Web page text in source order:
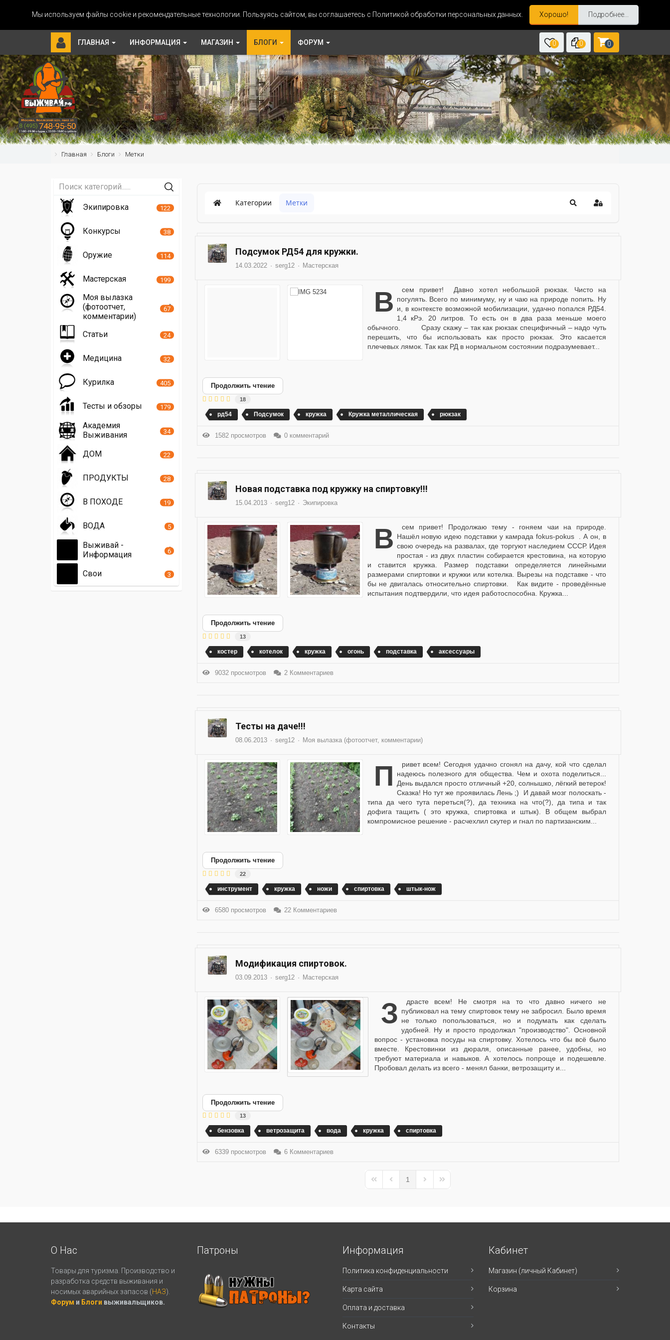
Мы используем файлы cookie и рекомендательные технологии. Пользуясь сайтом, вы соглашаетесь с Политикой обработки персональных данных. Хорошо! Подробнее...
ГЛАВНАЯ ИНФОРМАЦИЯ МАГАЗИН БЛОГИ ФОРУМ 0 0 0
Главная Блоги Метки
Категории Метки
Подсумок РД54 для кружки.
14.03.2022 serg12 Мастерская
Всем привет! Давно хотел небольшой рюкзак. Чисто на погулять. Всего по минимуму, ну и чаю на природе попить. Ну
и, в контексте возможной мобилизации, удачно попался РД54.
1,4 кРэ. 20 литров. То есть он в два раза меньше моего
обычного. Сразу скажу – так как рюкзак специфичный – надо чуть
перешить, что бы использовать как просто рюкзак. Это касается
плечевых лямок. Так как РД в нормальном состоянии подразумевает...
Продолжить чтение
18
рд54 Подсумок кружка Кружка металлическая рюкзак
1582 просмотров 0 комментарий
Новая подставка под кружку на спиртовку!!!
15.04.2013 serg12 Экипировка
Всем привет! Продолжаю тему - гоняем чаи на природе. Нашёл новую идею подставки у камрада fokus-pokus . А он, в
свою очередь на развалах, где торгуют наследием СССР. Идея
простая - из двух пластин собирается крестовина, на которую
и ставится кружка. Размер подставки определяется линейными
размерами спиртовки и кружки или котелка. Вырезы на подставке - что
бы не двигалась относительно спиртовки. Как видите - проведённые
испытания подтвердили, что идея работоспособна. Кружка...
Продолжить чтение
13
костер котелок кружка огонь подставка аксессуары
9032 просмотров 2 Комментариев
Тесты на даче!!!
08.06.2013 serg12 Моя вылазка (фотоотчет, комментарии)
Привет всем! Сегодня удачно сгонял на дачу, кой что сделал
надеюсь полезного для общества. Чем и охота поделиться...
День выдался просто отличный +20, солнышко, лёгкий ветерок!
Сказка! Но тут же проявилась Лень ;) И давай мозг полоскать -
типа да чего тута переться(?), да техника на что(?), да типа и так
дофига тащить ( это кружка, спиртовка и штык). В общем выбрал
компромисное решение - расчехлил скутер и гнал по партизанским...
Продолжить чтение
22
инструмент кружка ножи спиртовка штык-нож
6580 просмотров 22 Комментариев
Модификация спиртовок.
03.09.2013 serg12 Мастерская
Здрасте всем! Не смотря на то что давно ничего не публиковал на тему спиртовок тему не забросил. Было время
не только попользоваться, но и подумать как сделать
удобней. Ну и просто продолжал "производство". Основной
вопрос - установка посуды на спиртовку. Хотелось что бы всё было
вместе. Крестовинки из дюраля, описанные ранее, удобны, но
требуют материала и навыков. А хотелось попроще и подешевле.
Пробовал делать из всего - менял банки, ветрозащиту и...
Продолжить чтение
13
бензовка ветрозащита вода кружка спиртовка
6339 просмотров 6 Комментариев
First PagePrevious Page
1
Next PageLast Page
Экипировка 122
Конкурсы 38
Оружие 114
Мастерская 199
Моя вылазка
(фотоотчет,
комментарии)
67
Статьи 24
Медицина 32
Курилка 405
Тесты и обзоры 179
Академия
Выживания
34
ДОМ 22
ПРОДУКТЫ 28
В ПОХОДЕ 19
ВОДА 5
Выживай -
Информация
6
Свои 3
О Нас
Товары для туризма. Производство и
разработка средств выживания и
носимых аварийных запасов (НАЗ).
Форум и Блоги выживальщиков.
Патроны Информация
Политика конфиденциальности
Карта сайта
Оплата и доставка
Контакты
Кабинет
Магазин (личный Кабинет)
Корзина